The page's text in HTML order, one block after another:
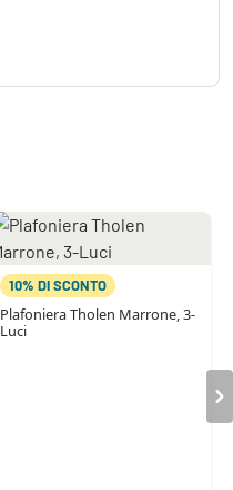
10% DI SCONTO
Plafoniera Tholen Marrone, 3-
Luci